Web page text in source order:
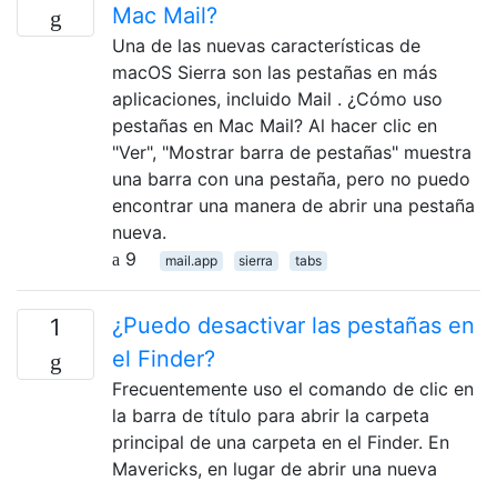
Mac Mail?
Una de las nuevas características de
macOS Sierra son las pestañas en más
aplicaciones, incluido Mail . ¿Cómo uso
pestañas en Mac Mail? Al hacer clic en
"Ver", "Mostrar barra de pestañas" muestra
una barra con una pestaña, pero no puedo
encontrar una manera de abrir una pestaña
nueva.
9
mail.app sierra tabs
1
¿Puedo desactivar las pestañas en
el Finder?
Frecuentemente uso el comando de clic en
la barra de título para abrir la carpeta
principal de una carpeta en el Finder. En
Mavericks, en lugar de abrir una nueva